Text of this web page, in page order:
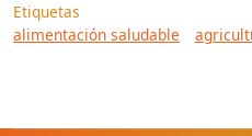
Etiquetas
alimentación saludable